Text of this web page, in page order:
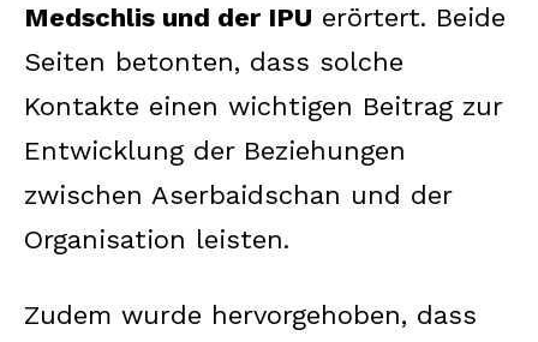
Medschlis und der IPU erörtert. Beide
Seiten betonten, dass solche
Kontakte einen wichtigen Beitrag zur
Entwicklung der Beziehungen
zwischen Aserbaidschan und der
Organisation leisten.
Zudem wurde hervorgehoben, dass